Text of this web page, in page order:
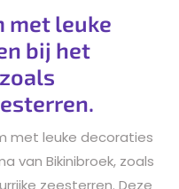
met leuke
bij het
met leuke decoraties
van Bikinibroek, zoals
zeesterren. Deze